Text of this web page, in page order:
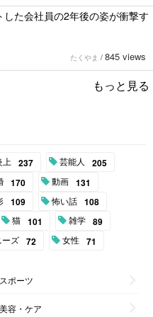
した会社員の2年後の姿が衝撃す
たくやま / 845 views
もっと見る
上 237 芸能人 205
170 動画 131
109 怖い話 108
猫 101 雑学 89
ーズ 72 女性 71
スポーツ
美容・ケア